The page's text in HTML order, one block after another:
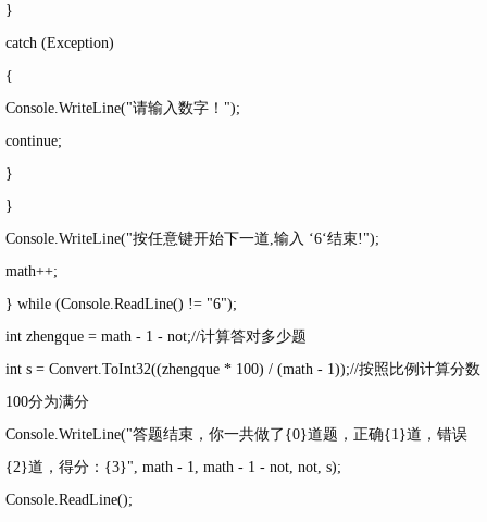
}
catch (Exception)
{
Console.WriteLine("请输入数字！");
continue;
}
}
Console.WriteLine("按任意键开始下一道,输入 ‘6‘结束!");
math++;
} while (Console.ReadLine() != "6");
int zhengque = math - 1 - not;//计算答对多少题
int s = Convert.ToInt32((zhengque * 100) / (math - 1));//按照比例计算分数
100分为满分
Console.WriteLine("答题结束，你一共做了{0}道题，正确{1}道，错误
{2}道，得分：{3}", math - 1, math - 1 - not, not, s);
Console.ReadLine();